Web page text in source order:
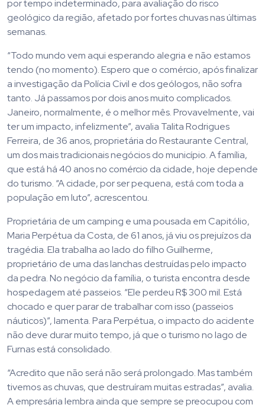
por tempo indeterminado, para avaliação do risco
geológico da região, afetado por fortes chuvas nas últimas
semanas.
“Todo mundo vem aqui esperando alegria e não estamos
tendo (no momento). Espero que o comércio, após finalizar
a investigação da Polícia Civil e dos geólogos, não sofra
tanto. Já passamos por dois anos muito complicados.
Janeiro, normalmente, é o melhor mês. Provavelmente, vai
ter um impacto, infelizmente”, avalia Talita Rodrigues
Ferreira, de 36 anos, proprietária do Restaurante Central,
um dos mais tradicionais negócios do município. A família,
que está há 40 anos no comércio da cidade, hoje depende
do turismo. “A cidade, por ser pequena, está com toda a
população em luto”, acrescentou.
Proprietária de um camping e uma pousada em Capitólio,
Maria Perpétua da Costa, de 61 anos, já viu os prejuízos da
tragédia. Ela trabalha ao lado do filho Guilherme,
proprietário de uma das lanchas destruídas pelo impacto
da pedra. No negócio da família, o turista encontra desde
hospedagem até passeios. “Ele perdeu R$ 300 mil. Está
chocado e quer parar de trabalhar com isso (passeios
náuticos)”, lamenta. Para Perpétua, o impacto do acidente
não deve durar muito tempo, já que o turismo no lago de
Furnas está consolidado.
“Acredito que não será não será prolongado. Mas também
tivemos as chuvas, que destruíram muitas estradas”, avalia.
A empresária lembra ainda que sempre se preocupou com